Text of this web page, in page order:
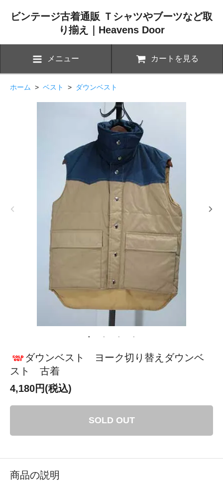
ビンテージ古着通販 Ｔシャツやブーツなど取
り揃え｜Heavens Door
メニュー カートを見る
ホーム > ベスト > ダウンベスト
ダウンベスト ヨーク切り替えダウンベ
スト 古着
4,180円(税込)
SOLD OUT
商品の説明